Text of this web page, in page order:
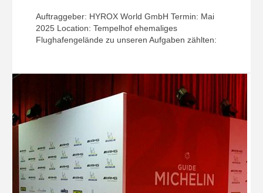
Auftraggeber: HYROX World GmbH Termin: Mai
2025 Location: Tempelhof ehemaliges
Flughafengelände zu unseren Aufgaben zählten: